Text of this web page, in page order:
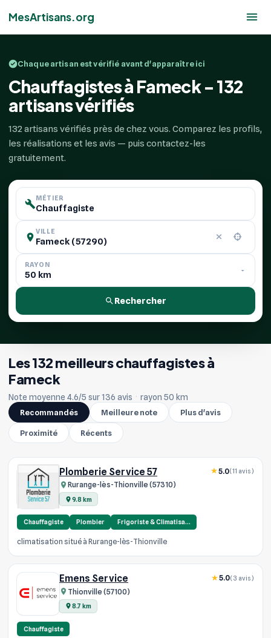
MesArtisans.org
Chaque artisan est vérifié avant d'apparaître ici
Chauffagistes à Fameck - 132
artisans vérifiés
132 artisans vérifiés près de chez vous. Comparez les profils,
les réalisations et les avis — puis contactez-les
gratuitement.
MÉTIER
VILLE
RAYON
Rechercher
Les 132 meilleurs chauffagistes à
Fameck
Note moyenne 4.6/5 sur 136 avis · rayon 50 km
Recommandés
Meilleure note Plus d'avis
Proximité Récents
Plomberie Service 57
Rurange-lès-Thionville (57310)
9.8 km
5.0(11 avis)
Chauffagiste Plombier Frigoriste & Climatisa…
climatisation situé à Rurange-lès-Thionville
Emens Service
Thionville (57100)
8.7 km
5.0(3 avis)
Chauffagiste